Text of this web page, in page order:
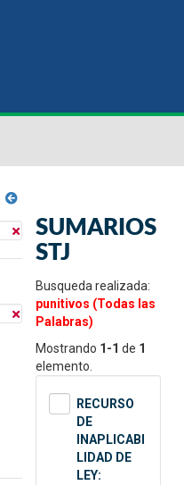
SUMARIOS
STJ
Busqueda realizada:
punitivos (Todas las
Palabras)
Mostrando 1-1 de 1
elemento.
RECURSO
DE
INAPLICABI
LIDAD DE
LEY: